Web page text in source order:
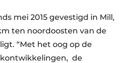
– 20 jaar Profiel
mei 2015 gevestigd in Mill,
ten noordoosten van de
“Met het oog op de
de